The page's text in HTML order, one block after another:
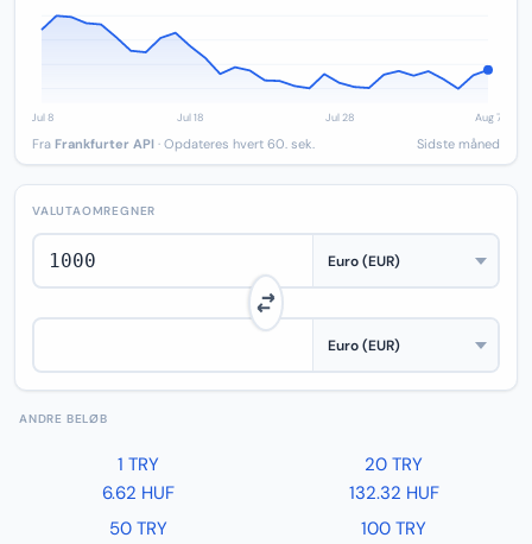
Fra Frankfurter API · Opdateres hvert 60. sek. Sidste måned
VALUTAOMREGNER
ANDRE BELØB
1 TRY
6.62 HUF
20 TRY
132.32 HUF
50 TRY
100 TRY